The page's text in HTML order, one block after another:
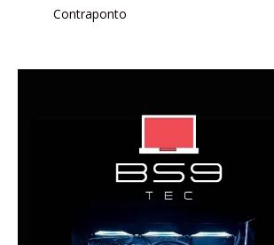
Contraponto